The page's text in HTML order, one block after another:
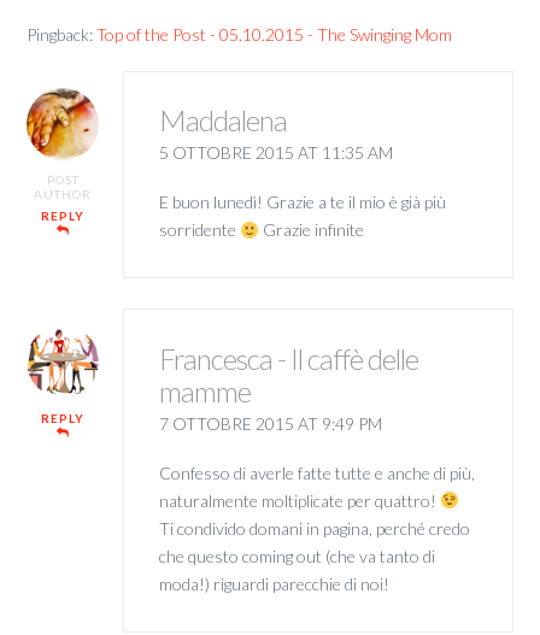
Pingback:Top of the Post - 05.10.2015 - The Swinging Mom
POST
AUTHOR
REPLY
Maddalena
5 OTTOBRE 2015 AT 11:35 AM
E buon lunedì! Grazie a te il mio è già più
sorridente
Grazie infinite
REPLY
Francesca - Il caffè delle
mamme
7 OTTOBRE 2015 AT 9:49 PM
Confesso di averle fatte tutte e anche di più,
naturalmente moltiplicate per quattro!
Ti condivido domani in pagina, perché credo
che questo coming out (che va tanto di
moda!) riguardi parecchie di noi!